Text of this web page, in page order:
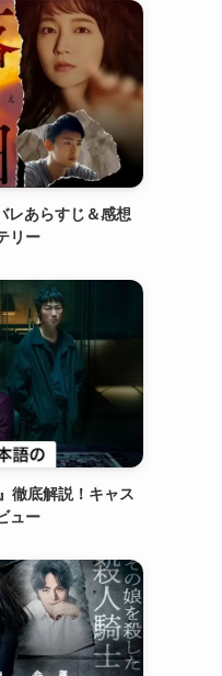
レあらすじ＆感想
リー
徹底解説！キャス
ュー